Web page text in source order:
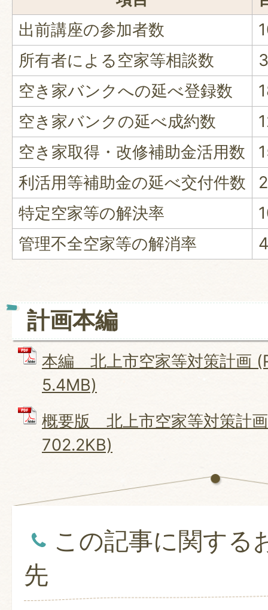
出前講座の参加者数
所有者による空家等相談数
空き家バンクへの延べ登録数
空き家バンクの延べ成約数
空き家取得・改修補助金活用数
利活用等補助金の延べ交付件数
特定空家等の解決率
管理不全空家等の解消率
計画本編
本編 北上市空家等対策計画
5.4MB)
概要版 北上市空家等対策計
702.2KB)
この記事に関する
先